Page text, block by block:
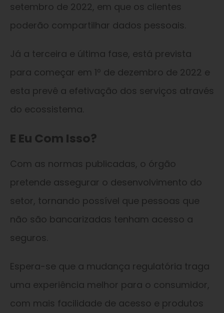
setembro de 2022, em que os clientes
poderão compartilhar dados pessoais.
Já a terceira e última fase, está prevista
para começar em 1º de dezembro de 2022 e
esta prevê a efetivação dos serviços através
do ecossistema.
E Eu Com Isso?
Com as normas publicadas, o órgão
pretende assegurar o desenvolvimento do
setor, tornando possível que pessoas que
não são bancarizadas tenham acesso a
seguros.
Espera-se que a mudança regulatória traga
uma experiência melhor para o consumidor,
com mais facilidade de acesso e produtos